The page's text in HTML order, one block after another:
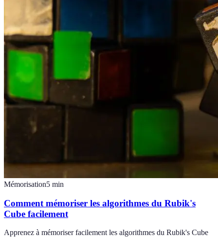
Mémorisation5 min
Comment mémoriser les algorithmes du Rubik's
Cube facilement
Apprenez à mémoriser facilement les algorithmes du Rubik's Cube